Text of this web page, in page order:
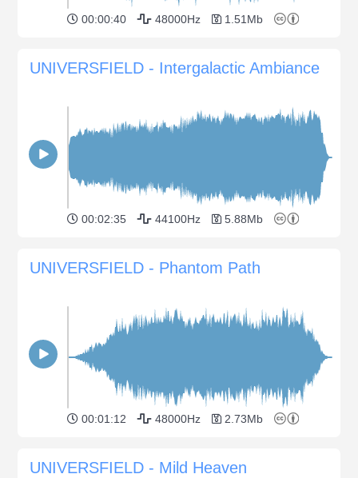
00:00:40 48000Hz 1.51Mb
UNIVERSFIELD - Intergalactic Ambiance
00:02:35 44100Hz 5.88Mb
UNIVERSFIELD - Phantom Path
00:01:12 48000Hz 2.73Mb
UNIVERSFIELD - Mild Heaven